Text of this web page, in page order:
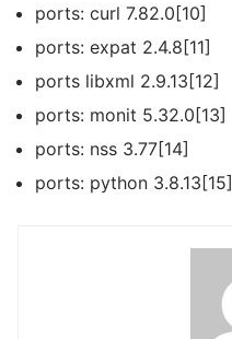
ports: curl 7.82.0[10]
ports: expat 2.4.8[11]
ports libxml 2.9.13[12]
ports: monit 5.32.0[13]
ports: nss 3.77[14]
ports: python 3.8.13[15]